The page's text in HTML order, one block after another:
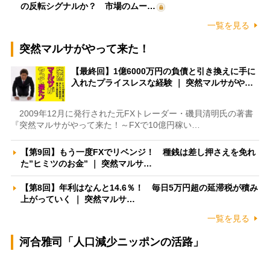
の反転シグナルか？ 市場のムー…
一覧を見る
突然マルサがやって来た！
【最終回】1億6000万円の負債と引き換えに手に
入れたプライスレスな経験 ｜ 突然マルサがや…
2009年12月に発行された元FXトレーダー・磯貝清明氏の著書
『突然マルサがやって来た！～FXで10億円稼い…
【第9回】もう一度FXでリベンジ！ 種銭は差し押さえを免れ
た”ヒミツのお金” ｜ 突然マルサ…
【第8回】年利はなんと14.6％！ 毎日5万円超の延滞税が積み
上がっていく ｜ 突然マルサ…
一覧を見る
河合雅司「人口減少ニッポンの活路」